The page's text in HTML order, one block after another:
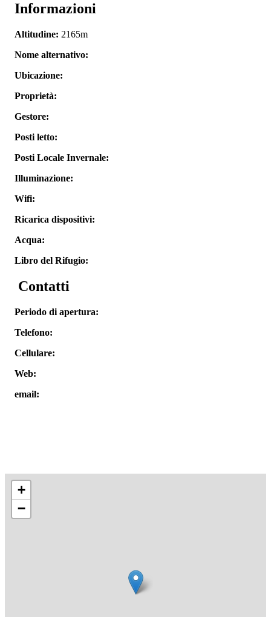
Informazioni
Altitudine: 2165m
Nome alternativo:
Ubicazione:
Proprietà:
Gestore:
Posti letto:
Posti Locale Invernale:
Illuminazione:
Wifi:
Ricarica dispositivi:
Acqua:
Libro del Rifugio:
Contatti
Periodo di apertura:
Telefono:
Cellulare:
Web:
email:
+
−